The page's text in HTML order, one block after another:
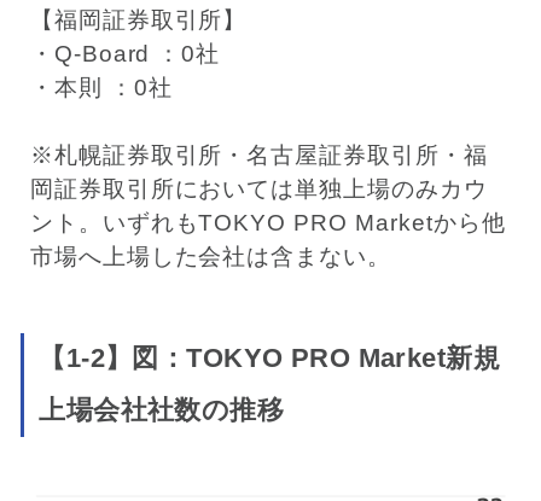
【福岡証券取引所】
・Q-Board ：0社
・本則 ：0社
※札幌証券取引所・名古屋証券取引所・福
岡証券取引所においては単独上場のみカウ
ント。いずれもTOKYO PRO Marketから他
市場へ上場した会社は含まない。
【1-2】図：TOKYO PRO Market新規
上場会社社数の推移